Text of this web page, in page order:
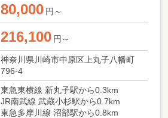
80,000 円～
216,100 円～
神奈川県川崎市中原区上丸子八幡町
796-4
東急東横線 新丸子駅から0.3km
JR南武線 武蔵小杉駅から0.7km
東急多摩川線 沼部駅から0.8km